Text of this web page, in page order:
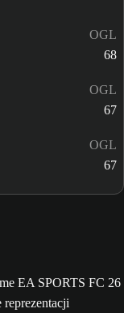
OGL
68
OGL
67
OGL
67